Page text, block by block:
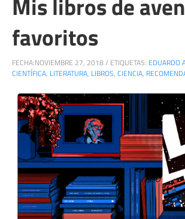
favoritos
FECHA:NOVIEMBRE 27, 2018/ ETIQUETAS: EDUARDO
CIENTÍFICA, LITERATURA, LIBROS, CIENCIA,